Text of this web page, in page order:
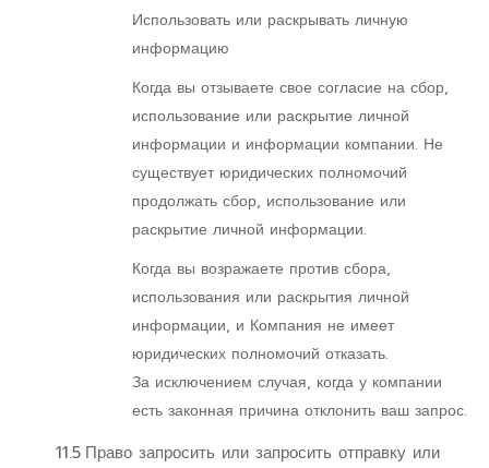
Использовать или раскрывать личную
информацию
Когда вы отзываете свое согласие на сбор,
использование или раскрытие личной
информации и информации компании. Не
существует юридических полномочий
продолжать сбор, использование или
раскрытие личной информации.
Когда вы возражаете против сбора,
использования или раскрытия личной
информации, и Компания не имеет
юридических полномочий отказать.
За исключением случая, когда у компании
есть законная причина отклонить ваш запрос.
11.5 Право запросить или запросить отправку или